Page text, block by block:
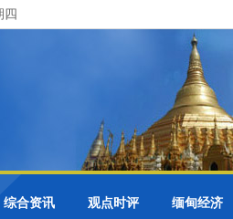
四
综合资讯 观点时评 缅甸经济